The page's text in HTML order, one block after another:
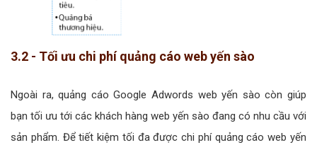
3.2 - Tối ưu chi phí quảng cáo web yến sào
Ngoài ra, quảng cáo Google Adwords web yến sào còn giúp
bạn tối ưu tới các khách hàng web yến sào đang có nhu cầu với
sản phẩm. Để tiết kiệm tối đa được chi phí quảng cáo web yến